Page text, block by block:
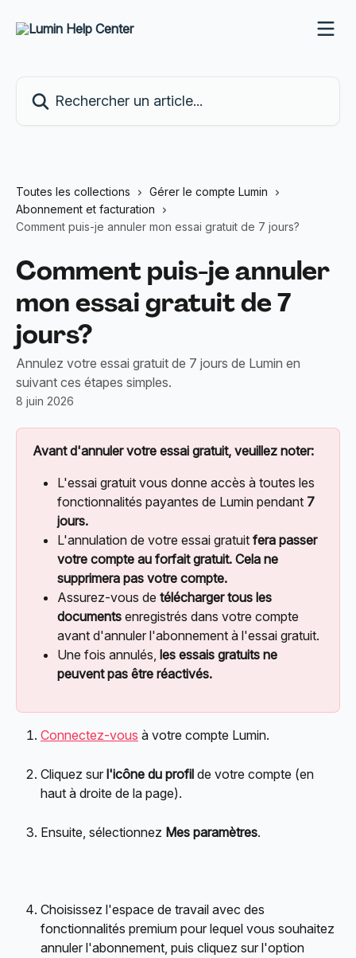
Toutes les collections
Gérer le compte Lumin
Abonnement et facturation
Comment puis-je annuler mon essai gratuit de 7 jours?
Comment puis-je annuler
mon essai gratuit de 7
jours?
Annulez votre essai gratuit de 7 jours de Lumin en
suivant ces étapes simples.
8 juin 2026
Avant d'annuler votre essai gratuit, veuillez noter:
L'essai gratuit vous donne accès à toutes les
fonctionnalités payantes de Lumin pendant 7
jours.
L'annulation de votre essai gratuit fera passer
votre compte au forfait gratuit. Cela ne
supprimera pas votre compte.
Assurez-vous de télécharger tous les
documents enregistrés dans votre compte
avant d'annuler l'abonnement à l'essai gratuit.
Une fois annulés, les essais gratuits ne
peuvent pas être réactivés.
Connectez-vous à votre compte Lumin.
Cliquez sur l'icône du profil de votre compte (en
haut à droite de la page).
Ensuite, sélectionnez Mes paramètres.
Choisissez l'espace de travail avec des
fonctionnalités premium pour lequel vous souhaitez
annuler l'abonnement, puis cliquez sur l'option